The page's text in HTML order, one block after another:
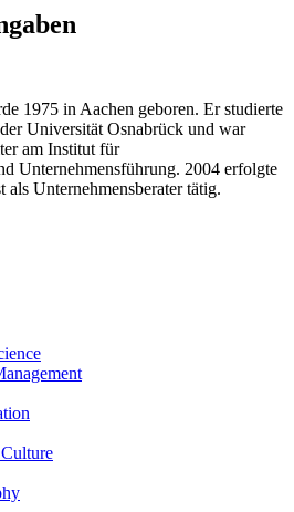
1975 in Aachen geboren. Er studierte
Universität Osnabrück und war
am Institut für
Unternehmensführung. 2004 erfolgte
Unternehmensberater tätig.